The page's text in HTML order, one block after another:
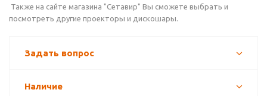
Также на сайте магазина "Сетавир" Вы сможете выбрать и
посмотреть другие проекторы и дискошары.
Задать вопрос
Наличие